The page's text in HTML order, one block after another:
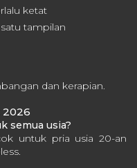
ketat
tampilan
dan kerapian.
2026
semua usia?
untuk pria usia 20-an